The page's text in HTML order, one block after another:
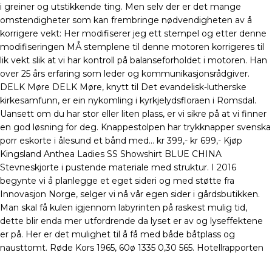
i greiner og utstikkende ting. Men selv der er det mange
omstendigheter som kan frembringe nødvendigheten av å
korrigere vekt: Her modifiserer jeg ett stempel og etter denne
modifiseringen MÅ stemplene til denne motoren korrigeres til
lik vekt slik at vi har kontroll på balanseforholdet i motoren. Han
over 25 års erfaring som leder og kommunikasjonsrådgiver.
DELK Møre DELK Møre, knytt til Det evandelisk-lutherske
kirkesamfunn, er ein nykomling i kyrkjelydsfloraen i Romsdal.
Uansett om du har stor eller liten plass, er vi sikre på at vi finner
en god løsning for deg. Knappestolpen har trykknapper svenska
porr eskorte i ålesund et bånd med… kr 399,- kr 699,- Kjøp
Kingsland Anthea Ladies SS Showshirt BLUE CHINA
Stevneskjorte i pustende materiale med struktur. I 2016
begynte vi å planlegge et eget sideri og med støtte fra
Innovasjon Norge, selger vi nå vår egen sider i gårdsbutikken.
Man skal få kulen igjennom labyrinten på raskest mulig tid,
dette blir enda mer utfordrende da lyset er av og lyseffektene
er på. Her er det mulighet til å få med både båtplass og
nausttomt. Røde Kors 1965, 60ø 1335 0,30 565. Hotellrapporten